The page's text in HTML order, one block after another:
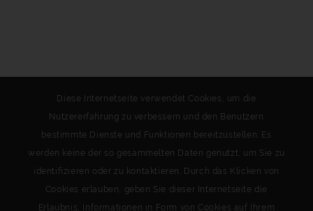
Diese Internetseite verwendet Cookies, um die
Nutzererfahrung zu verbessern und den Benutzern
bestimmte Dienste und Funktionen bereitzustellen. Es
werden keine der so gesammelten Daten genutzt, um Sie zu
identifizieren oder zu kontaktieren. Durch das Klicken von
Cookies erlauben, geben Sie dieser Internetseite die
Erlaubnis, Informationen in Form von Cookies auf Ihrem